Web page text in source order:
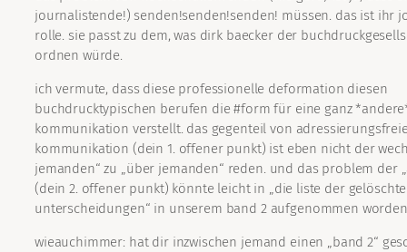
journalistende!) senden!senden!senden! müssen. das ist ihr
rolle. sie passt zu dem, was dirk baecker der
ordnen würde.
ich vermute, dass diese professionelle deformation diesen
buchdrucktypischen berufen die #form für eine ganz
kommunikation verstellt. das gegenteil von
kommunikation (dein 1. offener punkt) ist eben nicht der
jemanden“ zu „über jemanden“ reden. und das problem der
(dein 2. offener punkt) könnte leicht in „die liste der
unterscheidungen“ in unserem band 2 aufgenommen
wieauchimmer: hat dir inzwischen jemand einen „band 2“